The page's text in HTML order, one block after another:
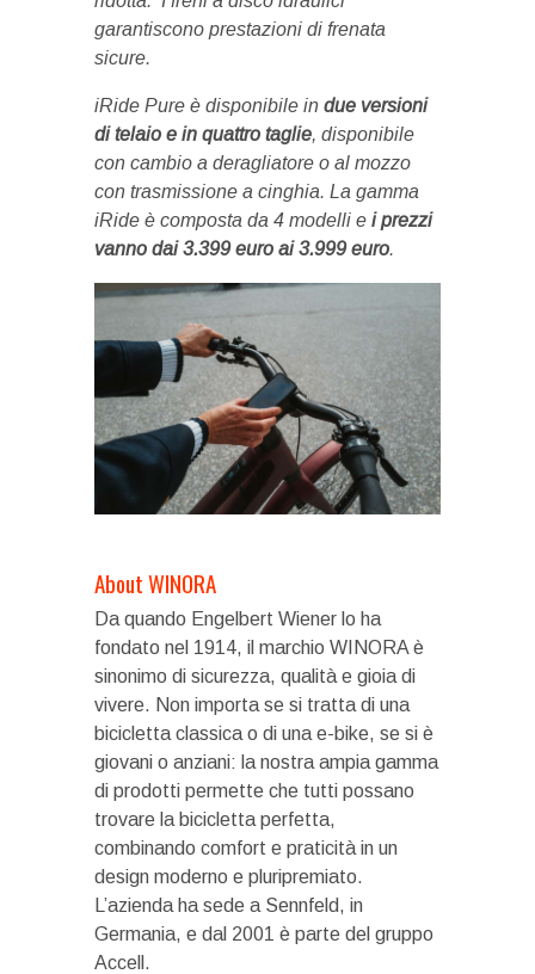
garantiscono prestazioni di frenata
sicure.
iRide Pure è disponibile in due versioni
di telaio e in quattro taglie, disponibile
con cambio a deragliatore o al mozzo
con trasmissione a cinghia. La gamma
iRide è composta da 4 modelli e i prezzi
vanno dai 3.399 euro ai 3.999 euro.
About WINORA
Da quando Engelbert Wiener lo ha
fondato nel 1914, il marchio WINORA è
sinonimo di sicurezza, qualità e gioia di
vivere. Non importa se si tratta di una
bicicletta classica o di una e-bike, se si è
giovani o anziani: la nostra ampia gamma
di prodotti permette che tutti possano
trovare la bicicletta perfetta,
combinando comfort e praticità in un
design moderno e pluripremiato.
L’azienda ha sede a Sennfeld, in
Germania, e dal 2001 è parte del gruppo
Accell.